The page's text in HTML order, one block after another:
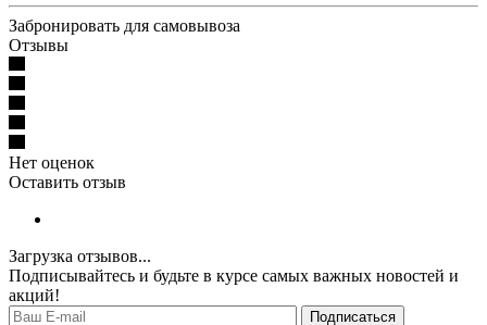
Забронировать для самовывоза
Отзывы
Нет оценок
Оставить отзыв
Загрузка отзывов...
Подписывайтесь и будьте в курсе самых важных новостей и
акций!
Подписаться